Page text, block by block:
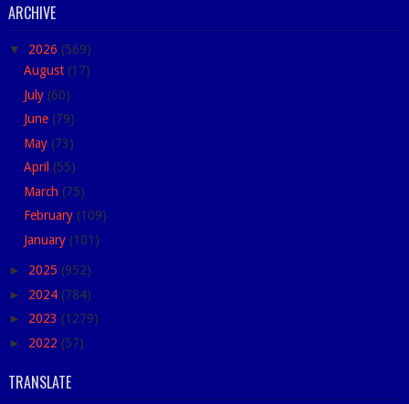
ARCHIVE
▼ 2026 (569)
August (17)
July (60)
June (79)
May (73)
April (55)
March (75)
February (109)
January (101)
► 2025 (952)
► 2024 (784)
► 2023 (1279)
► 2022 (57)
TRANSLATE